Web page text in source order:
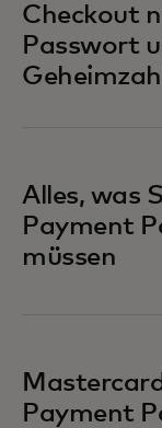
Checkout
Passwort
Geheimzahl
Alles, was
Payment
müssen
Payment